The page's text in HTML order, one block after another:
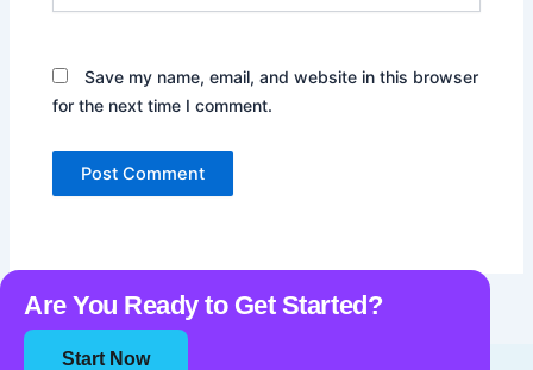
Save my name, email, and website in this browser
for the next time I comment.
Are You Ready to Get Started?
Start Now